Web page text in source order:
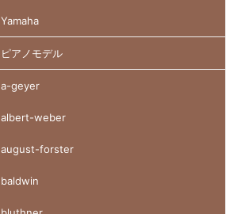
Yamaha
ピアノモデル
a-geyer
albert-weber
august-forster
baldwin